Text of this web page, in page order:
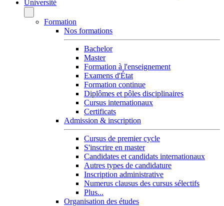
Université
Formation
Nos formations
Bachelor
Master
Formation à l'enseignement
Examens d'État
Formation continue
Diplômes et pôles disciplinaires
Cursus internationaux
Certificats
Admission & inscription
Cursus de premier cycle
S'inscrire en master
Candidates et candidats internationaux
Autres types de candidature
Inscription administrative
Numerus clausus des cursus sélectifs
Plus...
Organisation des études